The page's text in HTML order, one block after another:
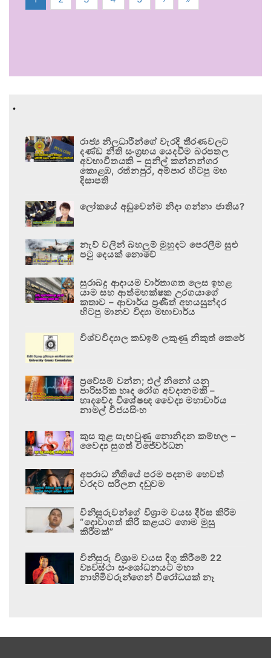
.
රාජ්‍ය නිලධාරීන්ගේ වැරදි තීරණවලට
දණ්ඩ නීති සංග්‍රහය යෙදවීම බරපතල
අවභාවිතයකි – සුනිල් කන්නන්ගර
කොළඹ, රත්නපුර, අම්පාර හිටපු මහ
දිසාපති
ලෝකයේ අඩුවෙන්ම නිදා ගන්නා ජාතිය?
නැව් වලින් බහලුම් මුහුදට පෙරලීම සුළු
පටු දෙයක් නොවේ
සුරාබදු ආදායම වාර්තාගත ලෙස ඉහළ
යාම සහ ආත්මභක්ෂක උරගයාගේ
කතාව – ආචාර්ය ප්‍රණීත් අභයසුන්දර
හිටපු මානව විද්‍යා මහාචාර්ය
විශ්වවිද්‍යාල කඩඉම් ලකුණු නිකුත් කෙරේ
ප්‍රවේසම් වන්න; එල් නිනෝ යනු
පාරිසරික හෘද රෝග අවදානමකි –
හෘදවේද විශේෂඥ වෛද්‍ය මහාචාර්ය
නාමල් විජයසිංහ
කුස තුළ සැඟවුණු නොනිදන කම්හල –
වෛද්‍ය සුගත් විජේවර්ධන
අපරාධ නීතියේ පරම පදනම හෙවත්
වරදට සරිලන දඬුවම
විනිසුරුවන්ගේ විශ්‍රාම වයස දීර්ඝ කිරීම
“දොවාගත් කිරි කළයට ගොම මුසු
කිරීමක්”
විනිසුරු විශ්‍රාම වයස දිගු කිරීමේ 22
ව්‍යවස්ථා සංශෝධනයට මහා
නාහිමිවරුන්ගෙන් විරෝධයක් නෑ